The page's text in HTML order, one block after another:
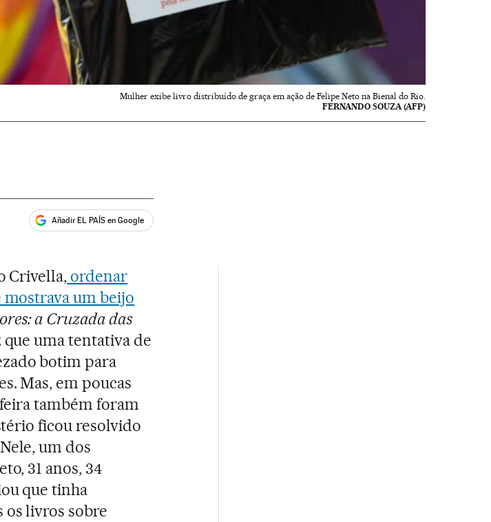
Mulher exibe livro distribuído de graça em ação de Felipe Neto na Bienal do Rio.
FERNANDO SOUZA (AFP)
Añadir EL PAÍS en Google
Crivella, ordenar
mostrava um beijo
a Cruzada das
que uma tentativa de
botim para
Mas, em poucas
também foram
ficou resolvido
um dos
31 anos, 34
que tinha
livros sobre